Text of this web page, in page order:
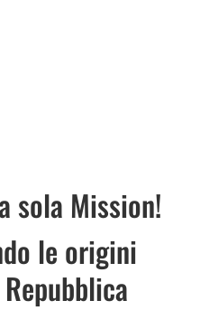
sola Mission!
le origini